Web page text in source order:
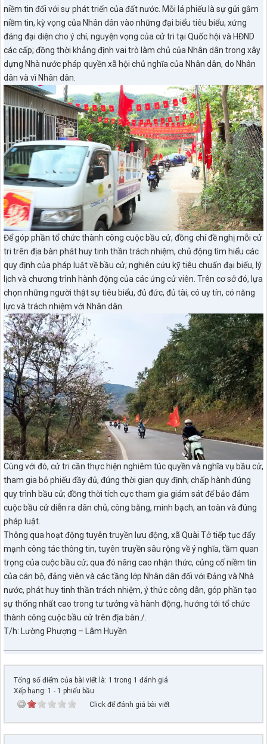
niềm tin đối với sự phát triển của đất nước. Mỗi lá phiếu là sự gửi gắm
niềm tin, kỳ vọng của Nhân dân vào những đại biểu tiêu biểu, xứng
đáng đại diện cho ý chí, nguyện vọng của cử tri tại Quốc hội và HĐND
các cấp; đồng thời khẳng định vai trò làm chủ của Nhân dân trong xây
dựng Nhà nước pháp quyền xã hội chủ nghĩa của Nhân dân, do Nhân
dân và vì Nhân dân.
Để góp phần tổ chức thành công cuộc bầu cử, đồng chí đề nghị mỗi cử
tri trên địa bàn phát huy tinh thần trách nhiệm, chủ động tìm hiểu các
quy định của pháp luật về bầu cử; nghiên cứu kỹ tiêu chuẩn đại biểu, lý
lịch và chương trình hành động của các ứng cử viên. Trên cơ sở đó, lựa
chọn những người thật sự tiêu biểu, đủ đức, đủ tài, có uy tín, có năng
lực và trách nhiệm với Nhân dân.
Cùng với đó, cử tri cần thực hiện nghiêm túc quyền và nghĩa vụ bầu cử,
tham gia bỏ phiếu đầy đủ, đúng thời gian quy định; chấp hành đúng
quy trình bầu cử; đồng thời tích cực tham gia giám sát để bảo đảm
cuộc bầu cử diễn ra dân chủ, công bằng, minh bạch, an toàn và đúng
pháp luật.
Thông qua hoạt động tuyên truyền lưu động, xã Quài Tở tiếp tục đẩy
mạnh công tác thông tin, tuyên truyền sâu rộng về ý nghĩa, tầm quan
trọng của cuộc bầu cử; qua đó nâng cao nhận thức, củng cố niềm tin
của cán bộ, đảng viên và các tầng lớp Nhân dân đối với Đảng và Nhà
nước, phát huy tinh thần trách nhiệm, ý thức công dân, góp phần tạo
sự thống nhất cao trong tư tưởng và hành động, hướng tới tổ chức
thành công cuộc bầu cử trên địa bàn./.
T/h: Lường Phượng – Lâm Huyền
Tổng số điểm của bài viết là: 1 trong 1 đánh giá
Xếp hạng: 1 - 1 phiếu bầu
Click để đánh giá bài viết